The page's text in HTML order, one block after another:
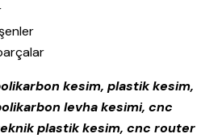
kesim, plastik kesim,
levha kesimi, cnc
plastik kesim, cnc router